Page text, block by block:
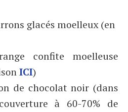
glacés moelleux (en
confite moelleuse
ICI)
de chocolat noir (dans
à 60-70% de